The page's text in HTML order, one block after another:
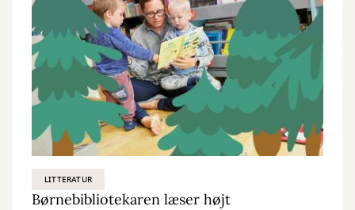
LITTERATUR
Børnebibliotekaren læser højt